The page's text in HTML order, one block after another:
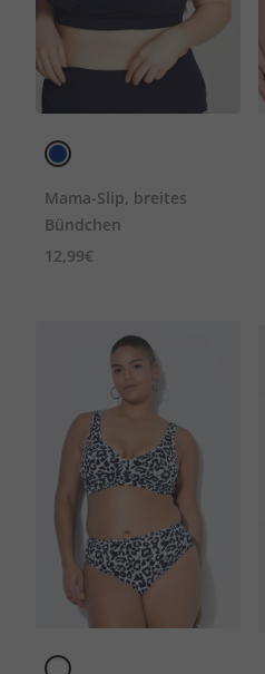
Mama-Slip, breites
Bündchen
12,99€